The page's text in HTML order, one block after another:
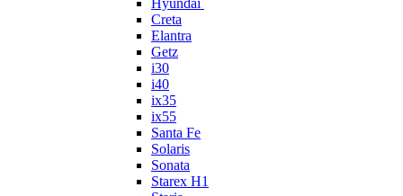
Hyundai
Creta
Elantra
Getz
i30
i40
ix35
ix55
Santa Fe
Solaris
Sonata
Starex H1